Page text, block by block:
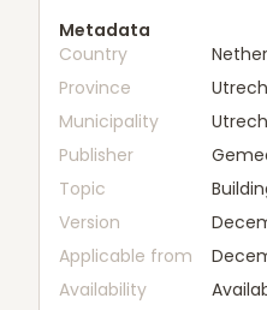
Metadata
Country
Province
Municipality
Publisher
Topic
Version
Applicable from
Availability